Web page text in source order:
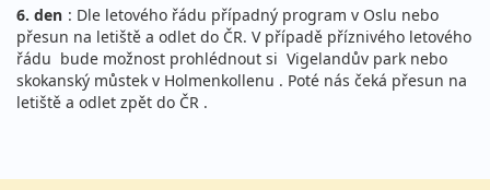
6. den : Dle letového řádu případný program v Oslu nebo
přesun na letiště a odlet do ČR. V případě příznivého letového
řádu bude možnost prohlédnout si Vigelandův park nebo
skokanský můstek v Holmenkollenu . Poté nás čeká přesun na
letiště a odlet zpět do ČR .